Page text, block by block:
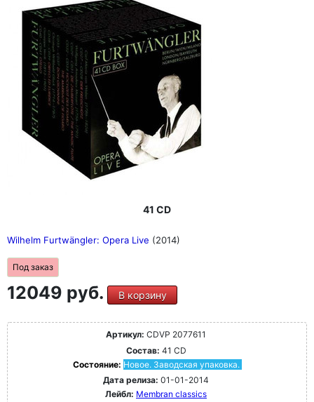
41 CD
Wilhelm Furtwängler: Opera Live (2014)
Под заказ
12049 руб. В корзину
Артикул: CDVP 2077611
Состав: 41 CD
Состояние: Новое. Заводская упаковка.
Дата релиза: 01-01-2014
Лейбл: Membran classics